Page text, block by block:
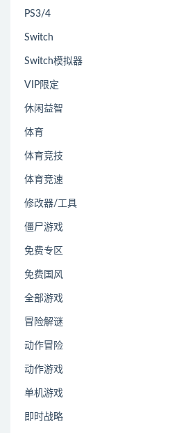
PS3/4
Switch
Switch模拟器
VIP限定
休闲益智
体育
体育竞技
体育竞速
修改器/工具
僵尸游戏
免费专区
免费国风
全部游戏
冒险解谜
动作冒险
动作游戏
单机游戏
即时战略